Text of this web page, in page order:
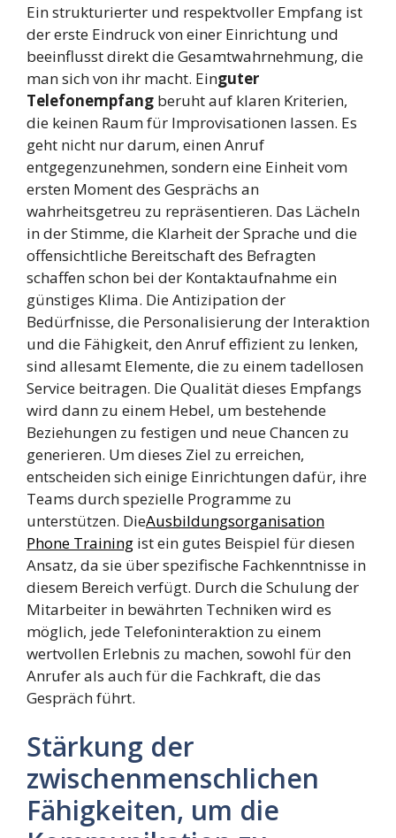
Ein strukturierter und respektvoller Empfang ist
der erste Eindruck von einer Einrichtung und
beeinflusst direkt die Gesamtwahrnehmung, die
man sich von ihr macht. Einguter
Telefonempfang beruht auf klaren Kriterien,
die keinen Raum für Improvisationen lassen. Es
geht nicht nur darum, einen Anruf
entgegenzunehmen, sondern eine Einheit vom
ersten Moment des Gesprächs an
wahrheitsgetreu zu repräsentieren. Das Lächeln
in der Stimme, die Klarheit der Sprache und die
offensichtliche Bereitschaft des Befragten
schaffen schon bei der Kontaktaufnahme ein
günstiges Klima. Die Antizipation der
Bedürfnisse, die Personalisierung der Interaktion
und die Fähigkeit, den Anruf effizient zu lenken,
sind allesamt Elemente, die zu einem tadellosen
Service beitragen. Die Qualität dieses Empfangs
wird dann zu einem Hebel, um bestehende
Beziehungen zu festigen und neue Chancen zu
generieren. Um dieses Ziel zu erreichen,
entscheiden sich einige Einrichtungen dafür, ihre
Teams durch spezielle Programme zu
unterstützen. DieAusbildungsorganisation
Phone Training ist ein gutes Beispiel für diesen
Ansatz, da sie über spezifische Fachkenntnisse in
diesem Bereich verfügt. Durch die Schulung der
Mitarbeiter in bewährten Techniken wird es
möglich, jede Telefoninteraktion zu einem
wertvollen Erlebnis zu machen, sowohl für den
Anrufer als auch für die Fachkraft, die das
Gespräch führt.
Stärkung der
zwischenmenschlichen
Fähigkeiten, um die